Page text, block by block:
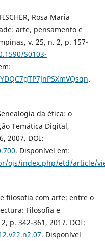
Rosa Maria
arte, pensamento e
v. 25, n. 2, p. 157-
S0103-
.
da ética: o
Temática Digital,
2007. DOI:
. Disponível em:
ojs/index.php/etd/article/
filosofia com arte: entre o
Filosofia e
p. 342-361, 2017. DOI:
. Disponível